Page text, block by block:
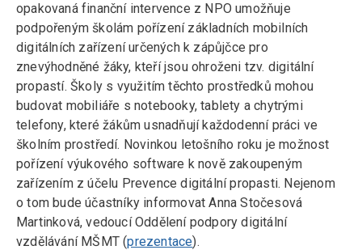
opakovaná finanční intervence z NPO umožňuje
podpořeným školám pořízení základních mobilních
digitálních zařízení určených k zápůjčce pro
znevýhodněné žáky, kteří jsou ohroženi tzv. digitální
propastí. Školy s využitím těchto prostředků mohou
budovat mobiliáře s notebooky, tablety a chytrými
telefony, které žákům usnadňují každodenní práci ve
školním prostředí. Novinkou letošního roku je možnost
pořízení výukového software k nově zakoupeným
zařízením z účelu Prevence digitální propasti. Nejenom
o tom bude účastníky informovat Anna Stočesová
Martinková, vedoucí Oddělení podpory digitální
vzdělávání MŠMT (prezentace).